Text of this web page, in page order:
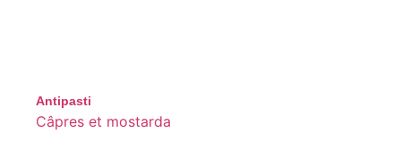
Antipasti
Câpres et mostarda